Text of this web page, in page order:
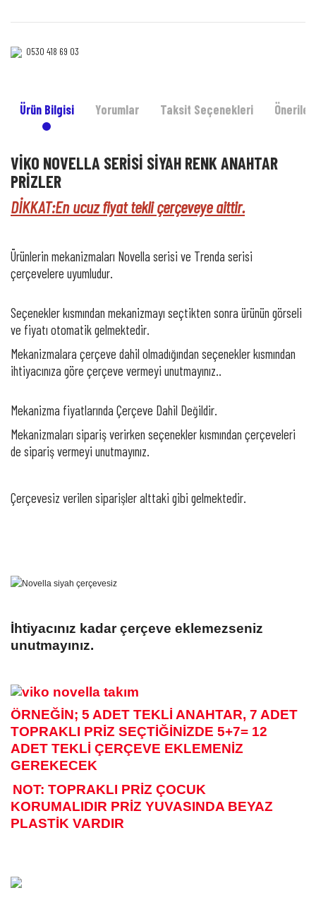
0530 418 69 03‎‎
Ürün Bilgisi Yorumlar Taksit Seçenekleri
VİKO NOVELLA SERİSİ SİYAH RENK ANAHTAR
PRİZLER
DİKKAT:En ucuz fiyat tekli çerçeveye aittir.
Ürünlerin mekanizmaları Novella serisi ve Trenda serisi
çerçevelere uyumludur.
Seçenekler kısmından mekanizmayı seçtikten sonra ürünün görseli
ve fiyatı otomatik gelmektedir.
Mekanizmalara çerçeve dahil olmadığından seçenekler kısmından
ihtiyacınıza göre çerçeve vermeyi unutmayınız..
Mekanizma fiyatlarında Çerçeve Dahil Değildir.
Mekanizmaları sipariş verirken seçenekler kısmından çerçeveleri
de sipariş vermeyi unutmayınız.
Çerçevesiz verilen siparişler alttaki gibi gelmektedir.
İhtiyacınız kadar çerçeve eklemezseniz
unutmayınız.
ÖRNEĞİN; 5 ADET TEKLİ ANAHTAR, 7 ADET
TOPRAKLI PRİZ SEÇTİĞİNİZDE 5+7= 12
ADET TEKLİ ÇERÇEVE EKLEMENİZ
GEREKECEK
NOT: TOPRAKLI PRİZ ÇOCUK
KORUMALIDIR PRİZ YUVASINDA BEYAZ
PLASTİK VARDIR